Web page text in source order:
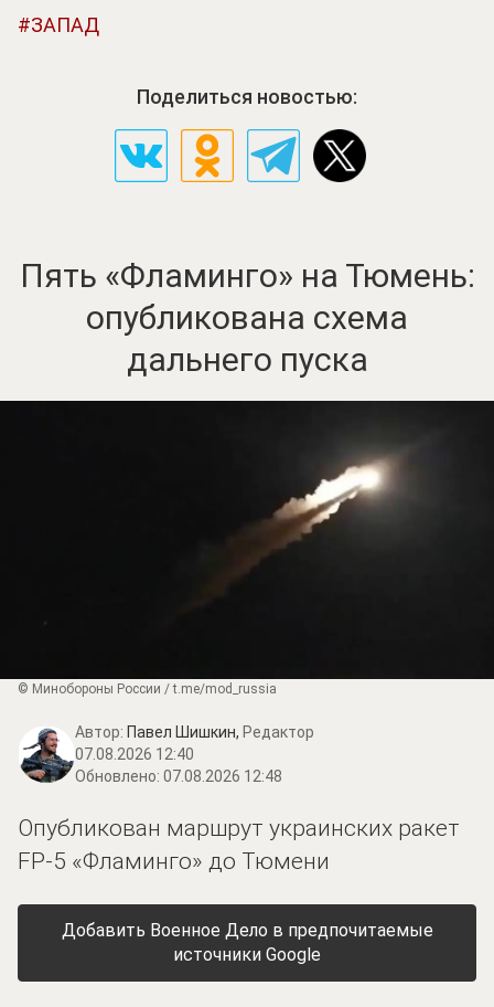
ЗАПАД
Поделиться новостью:
Пять «Фламинго» на Тюмень:
опубликована схема
дальнего пуска
© Минобороны России / t.me/mod_russia
Автор: Павел Шишкин, Редактор
07.08.2026 12:40
Обновлено: 07.08.2026 12:48
Опубликован маршрут украинских ракет
FP-5 «Фламинго» до Тюмени
Добавить Военное Дело в предпочитаемые
источники Google